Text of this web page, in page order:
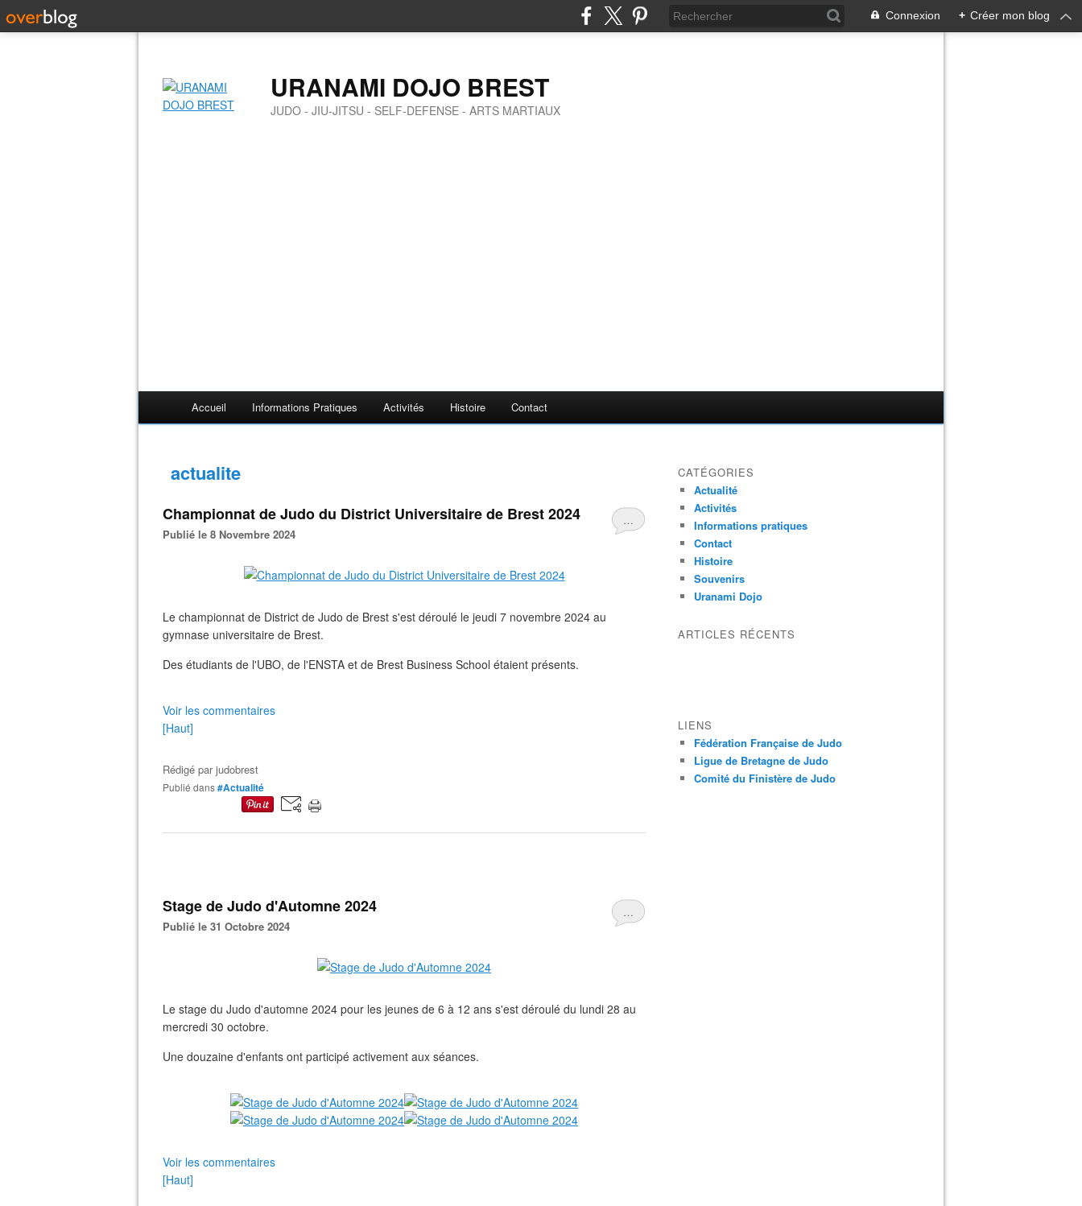
Connexion + Créer mon blog
URANAMI DOJO BREST
JUDO - JIU-JITSU - SELF-DEFENSE - ARTS MARTIAUX
Accueil Informations Pratiques Activités Histoire Contact
actualite
…
Championnat de Judo du District Universitaire de Brest 2024
Publié le 8 Novembre 2024
Le championnat de District de Judo de Brest s'est déroulé le jeudi 7 novembre 2024 au
gymnase universitaire de Brest.
Des étudiants de l'UBO, de l'ENSTA et de Brest Business School étaient présents.
Voir les commentaires
[Haut]
Rédigé parjudobrest
Publié dans#Actualité
…
Stage de Judo d'Automne 2024
Publié le 31 Octobre 2024
Le stage du Judo d'automne 2024 pour les jeunes de 6 à 12 ans s'est déroulé du lundi 28 au
mercredi 30 octobre.
Une douzaine d'enfants ont participé activement aux séances.
Voir les commentaires
[Haut]
CATÉGORIES
Actualité
Activités
Informations pratiques
Contact
Histoire
Souvenirs
Uranami Dojo
ARTICLES RÉCENTS
LIENS
Fédération Française de Judo
Ligue de Bretagne de Judo
Comité du Finistère de Judo